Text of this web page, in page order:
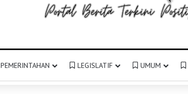
PEMERINTAHAN LEGISLATIF UMUM